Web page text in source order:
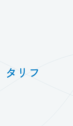
リフ